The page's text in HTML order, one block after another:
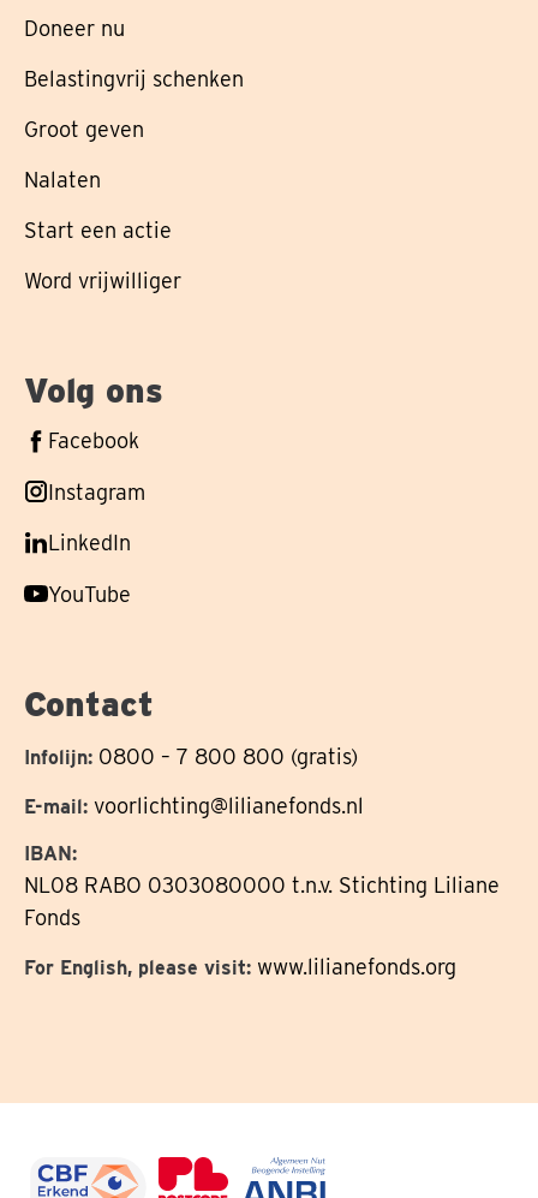
Doneer nu
Belastingvrij schenken
Groot geven
Nalaten
Start een actie
Word vrijwilliger
Volg ons
Volg
op
Facebook
Volg
op
Instagram
Volg
op
LinkedIn
Volg
YouTube
Contact
Infolijn: 0800 – 7 800 800 (gratis)
E-mail: voorlichting@lilianefonds.nl
IBAN:
NL08 RABO 0303080000 t.n.v. Stichting Liliane
Fonds
For English, please visit: www.lilianefonds.org